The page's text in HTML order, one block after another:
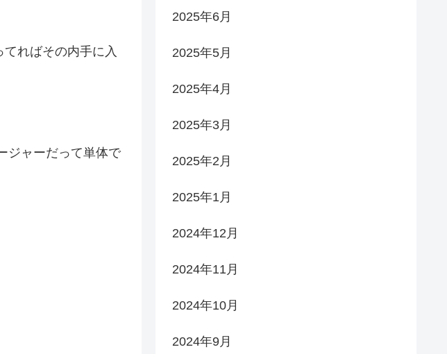
ればその内手に入
ジャーだって単体で
2025年6月
2025年5月
2025年4月
2025年3月
2025年2月
2025年1月
2024年12月
2024年11月
2024年10月
2024年9月